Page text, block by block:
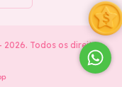
2026. Todos os direitos